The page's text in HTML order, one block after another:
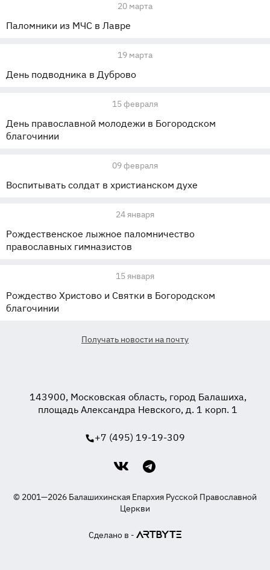
20 марта
Паломники из МЧС в Лавре
19 марта
День подводника в Дуброво
15 февраля
День православной молодежи в Богородском
благочинии
09 февраля
Воспитывать солдат в христианском духе
24 января
Рождественское лыжное паломничество
православных гимназистов
15 января
Рождество Христово и Святки в Богородском
благочинии
Получать новости на почту
143900, Московская область, город Балашиха,
площадь Александра Невского, д. 1 корп. 1
+7 (495) 19-19-309
© 2001—2026 Балашихинская Епархия Русской Православной
Церкви
Сделано в -